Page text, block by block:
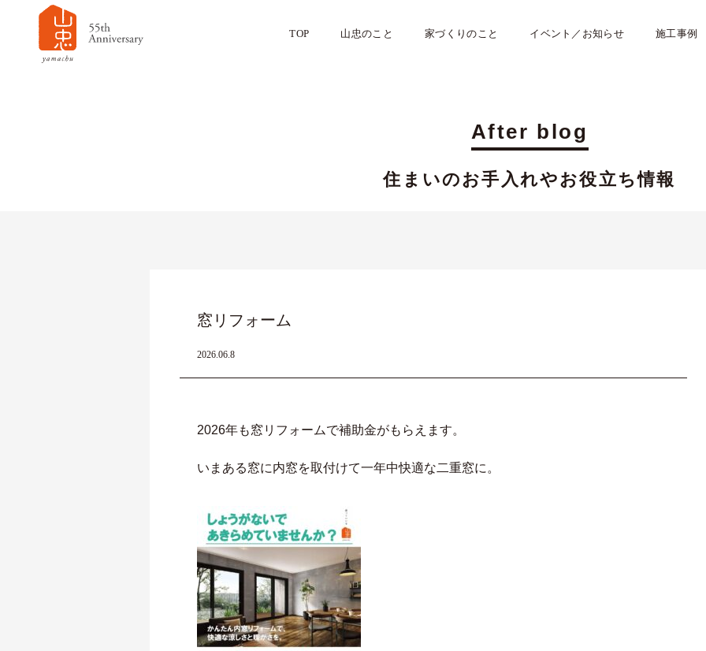
TOP 山忠のこと 家づくりのこと イベント／お知らせ 施工事例
After blog
住まいのお手入れやお役立ち情報
窓リフォーム
2026.06.8
2026年も窓リフォームで補助金がもらえます。
いまある窓に内窓を取付けて一年中快適な二重窓に。